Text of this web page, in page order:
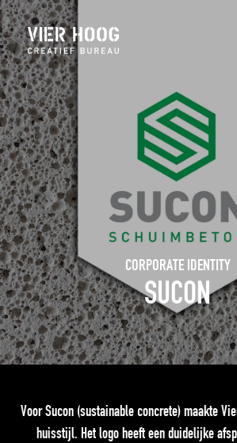
CORPORATE IDENTITY
SUCON
Voor Sucon (sustainable concrete) maakte
huisstijl. Het logo heeft een duidelijke